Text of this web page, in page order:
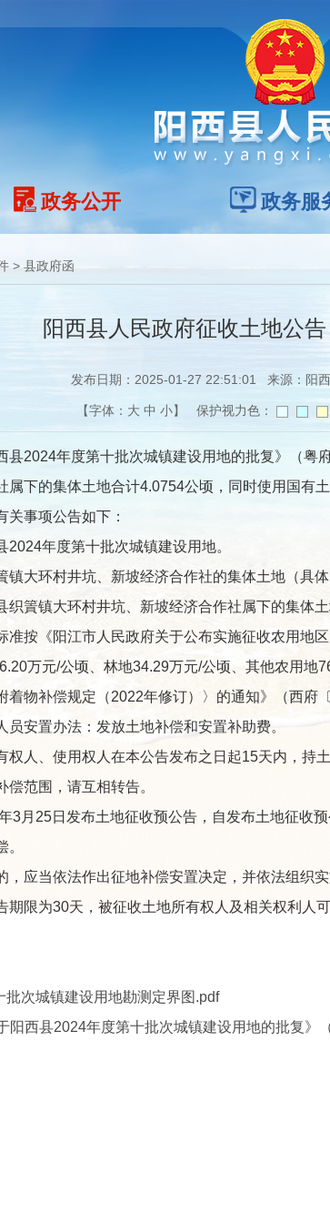
政务公开 政务服
> 县政府函
阳西县人民政府征收土地公
发布日期：2025-01-27 22:51:01 来源：阳
【字体： 大 中 小】 保护视力色：
年度第十批次城镇建设用地的批复》（粤
属下的集体土地合计4.0754公顷，同时使用国有
事项公告如下：
年度第十批次城镇建设用地。
环村井坑、新坡经济合作社的集体土地（具体
镇大环村井坑、新坡经济合作社属下的集体土
《阳江市人民政府关于公布实施征收农用地
万元/公顷、林地34.29万元/公顷、其他农用
物补偿规定（2022年修订）〉的通知》（西府
安置办法：发放土地补偿和安置补助费。
、使用权人在本公告发布之日起15天内，持
范围，请互相转告。
25日发布土地征收预公告，自发布土地征收
当依法作出征地补偿安置决定，并依法组织实
为30天，被征收土地所有权人及相关权利人
批次城镇建设用地勘测定界图.pdf
阳西县2024年度第十批次城镇建设用地的批复》